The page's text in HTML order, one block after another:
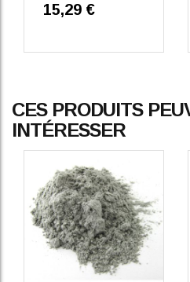
15,29 €
CES PRODUITS
INTÉRESSER